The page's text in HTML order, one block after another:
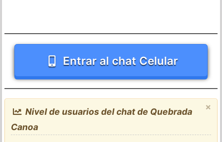
Entrar al chat Celular
×
Nivel de usuarios del chat de Quebrada
Canoa